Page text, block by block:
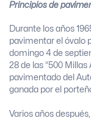
Principios de
Durante los años
pavimentar el óvalo
domingo 4 de
28 de las “500
pavimentado del
ganada por el
Varios años